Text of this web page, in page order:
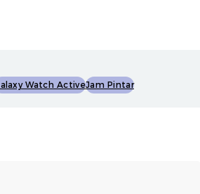
Watch ActiveJam Pintar